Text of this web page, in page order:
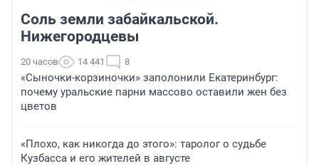
Соль земли забайкальской.
Нижегородцевы
20 часов 14 441 8
«Сыночки-корзиночки» заполонили Екатеринбург:
почему уральские парни массово оставили жен без
цветов
«Плохо, как никогда до этого»: таролог о судьбе
Кузбасса и его жителей в августе